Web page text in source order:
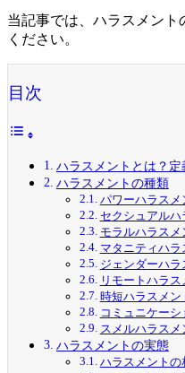
当記事では、ハラスメン
ください。
目次
ハラスメントとは？定
ハラスメントの種類
パワーハラスメ
セクシュアルハ
モラルハラスメ
マタニティハラ
ジェンダーハラ
リモートハラス
時短ハラスメン
コミュニケーシ
スメルハラスメ
ハラスメントの実態
ハラスメントの